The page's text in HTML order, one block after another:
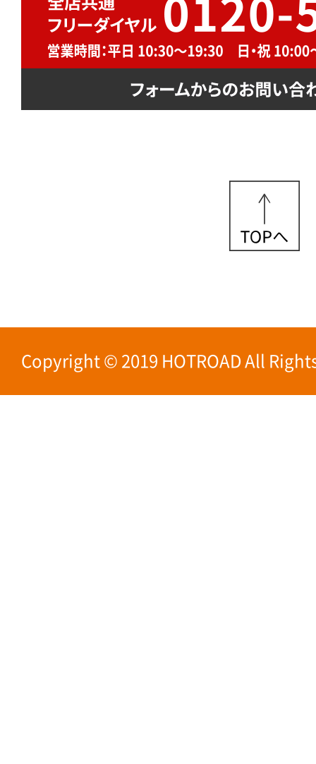
Copyright © 2019 HOTROAD All